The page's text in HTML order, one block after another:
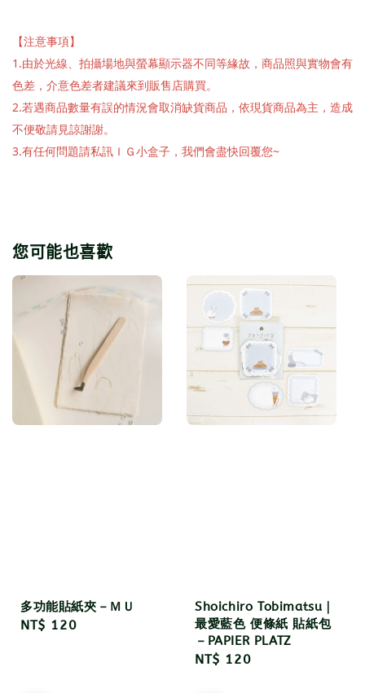
【注意事項】
1.由於光線、拍攝場地與螢幕顯示器不同等緣故，商品照與實物會有
色差，介意色差者建議來到販售店購買。
2.若遇商品數量有誤的情況會取消缺貨商品，依現貨商品為主，造成
不便敬請見諒謝謝。
3.有任何問題請私訊ＩＧ小盒子，我們會盡快回覆您~
您可能也喜歡
多功能貼紙夾－ＭＵ
Regular
NT$ 120
Shoichiro Tobimatsu｜
最愛藍色 便條紙 貼紙包
－PAPIER PLATZ
Regular
NT$ 120